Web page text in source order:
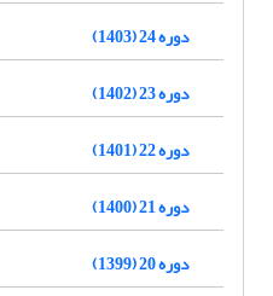
دوره 24 (1403)
دوره 23 (1402)
دوره 22 (1401)
دوره 21 (1400)
دوره 20 (1399)